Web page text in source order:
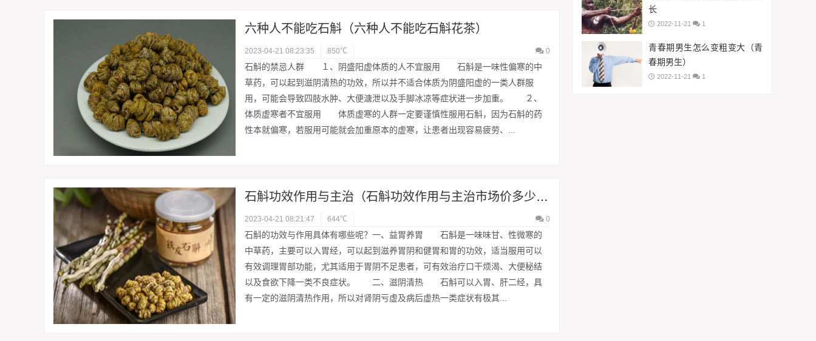
六种人不能吃石斛（六种人不能吃石斛花茶）
2023-04-21 08:23:35 850℃ 0
石斛的禁忌人群 １、阴盛阳虚体质的人不宜服用 石斛是一味性偏寒的中
草药，可以起到滋阴清热的功效，所以并不适合体质为阴盛阳虚的一类人群服
用，可能会导致四肢水肿、大便溏泄以及手脚冰凉等症状进一步加重。 ２、
体质虚寒者不宜服用 体质虚寒的人群一定要谨慎性服用石斛，因为石斛的药
性本就偏寒，若服用可能就会加重原本的虚寒，让患者出现容易疲劳、...
石斛功效作用与主治（石斛功效作用与主治市场价多少钱）
2023-04-21 08:21:47 644℃ 0
石斛的功效与作用具体有哪些呢？一、益胃养胃 石斛是一味味甘、性微寒的
中草药，主要可以入胃经，可以起到滋养胃阴和健胃和胃的功效，适当服用可以
有效调理胃部功能，尤其适用于胃阴不足患者，可有效治疗口干烦渴、大便秘结
以及食欲下降一类不良症状。 二、滋阴清热 石斛可以入胃、肝二经，具
有一定的滋阴清热作用，所以对肾阴亏虚及病后虚热一类症状有极其...
长
2022-11-21 1
青春期男生怎么变粗变大（青
春期男生）
2022-11-21 1